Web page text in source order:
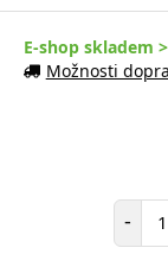
E-shop skladem
Možnosti
-